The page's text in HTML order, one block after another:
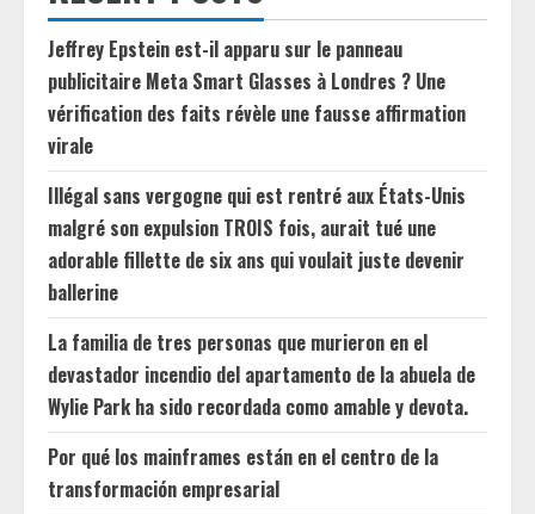
Jeffrey Epstein est-il apparu sur le panneau
publicitaire Meta Smart Glasses à Londres ? Une
vérification des faits révèle une fausse affirmation
virale
Illégal sans vergogne qui est rentré aux États-Unis
malgré son expulsion TROIS fois, aurait tué une
adorable fillette de six ans qui voulait juste devenir
ballerine
La familia de tres personas que murieron en el
devastador incendio del apartamento de la abuela de
Wylie Park ha sido recordada como amable y devota.
Por qué los mainframes están en el centro de la
transformación empresarial